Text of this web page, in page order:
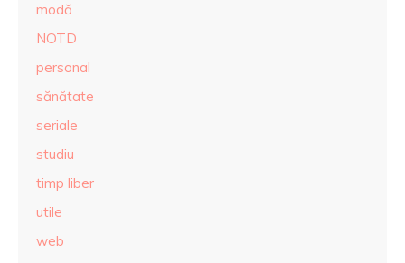
modă
NOTD
personal
sănătate
seriale
studiu
timp liber
utile
web